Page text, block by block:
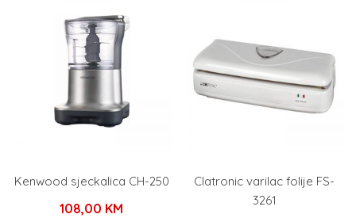
Kenwood sjeckalica CH-250
108,00 KM
Clatronic varilac folije FS-
3261